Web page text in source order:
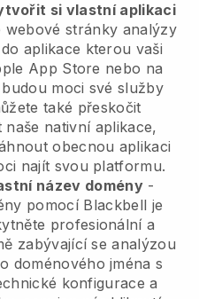
si vlastní aplikaci
webové stránky analýzy
aplikace kterou vaši
App Store nebo na
moci své služby
také přeskočit
nativní aplikace,
obecnou aplikaci
najít svou platformu.
název domény-
pomocí Blackbell je
profesionální a
zabývající se analýzou
doménového jména s
konfigurace a